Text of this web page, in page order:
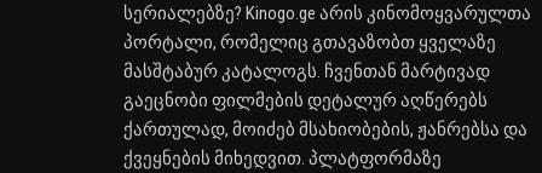
სერიალებზე? Kinogo.ge არის კინომოყვარულთა
პორტალი, რომელიც გთავაზობთ ყველაზე
მასშტაბურ კატალოგს. ჩვენთან მარტივად
გაეცნობი ფილმების დეტალურ აღწერებს
ქართულად, მოიძებ მსახიობების, ჟანრებსა და
ქვეყნების მიხედვით. პლატფორმაზე